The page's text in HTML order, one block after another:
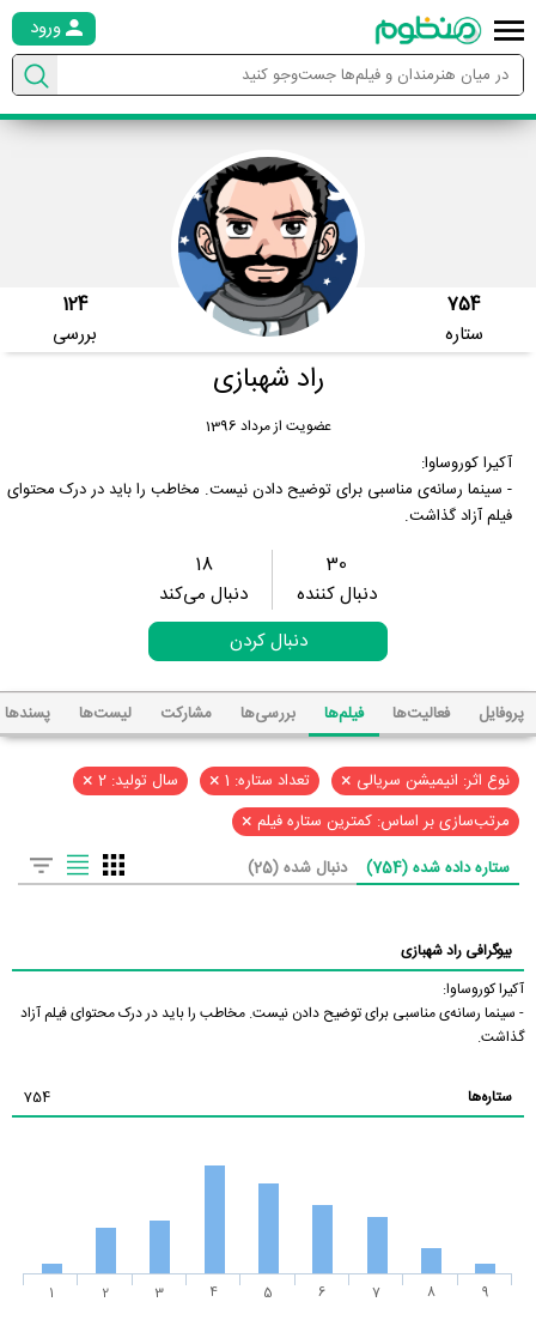
ورود
754
ستاره
124
بررسی
راد شهبازی
عضویت از مرداد 1396
آکیرا کوروساوا:
- سینما رسانه‌ی مناسبی برای توضیح دادن نیست. مخاطب را باید در درک محتوای
فیلم آزاد گذاشت.
30
دنبال کننده
18
دنبال می‌کند
دنبال کردن
پروفایل فعالیت‌ها فیلم‌ها بررسی‌ها مشارکت لیست‌ها پسند‌ها
نوع اثر: انیمیشن سریالی × تعداد ستاره: 1 × سال تولید: 2 ×
مرتب‌سازی بر اساس: کمترین ستاره فیلم ×
ستاره داده شده (754) دنبال شده (25)
بیوگرافی راد شهبازی
آکیرا کوروساوا:
- سینما رسانه‌ی مناسبی برای توضیح دادن نیست. مخاطب را باید در درک محتوای فیلم آزاد
گذاشت.
ستاره‌ها 754
1 2 3 4 5 6 7 8 9